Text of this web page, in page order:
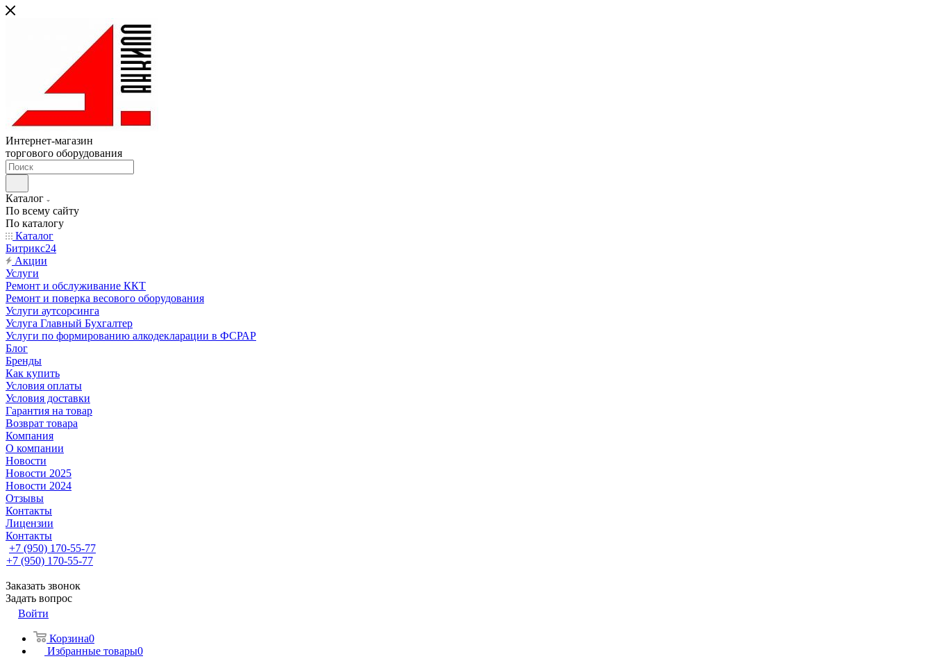
Интернет-магазин
торгового оборудования
Каталог
По всему сайту
По каталогу
Каталог
Битрикс24
Акции
Услуги
Ремонт и обслуживание ККТ
Ремонт и поверка весового оборудования
Услуги аутсорсинга
Услуга Главный Бухгалтер
Услуги по формированию алкодекларации в ФСРАР
Блог
Бренды
Как купить
Условия оплаты
Условия доставки
Гарантия на товар
Возврат товара
Компания
О компании
Новости
Новости 2025
Новости 2024
Отзывы
Контакты
Лицензии
Контакты
+7 (950) 170-55-77
+7 (950) 170-55-77
Заказать звонок
Задать вопрос
Войти
Корзина0
Избранные товары0